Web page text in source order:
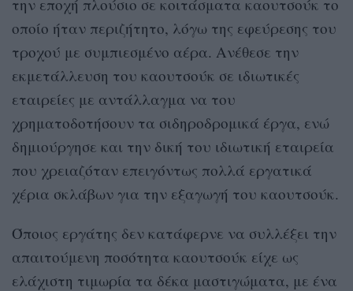
την εποχή πλούσιο σε κοιτάσματα καουτσούκ το
οποίο ήταν περιζήτητο, λόγω της εφεύρεσης του
τροχού με συμπιεσμένο αέρα. Ανέθεσε την
εκμετάλλευση του καουτσούκ σε ιδιωτικές
εταιρείες με αντάλλαγμα να του
χρηματοδοτήσουν τα σιδηροδρομικά έργα, ενώ
δημιούργησε και την δική του ιδιωτική εταιρεία
που χρειαζόταν επειγόντως πολλά εργατικά
χέρια σκλάβων για την εξαγωγή του καουτσούκ.
Όποιος εργάτης δεν κατάφερνε να συλλέξει την
απαιτούμενη ποσότητα καουτσούκ είχε ως
ελάχιστη τιμωρία τα δέκα μαστιγώματα, με ένα